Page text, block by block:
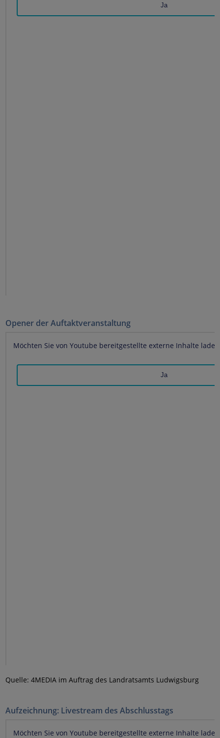
Ja
Opener der Auftaktveranstaltung
Möchten Sie vonYoutube bereitgestellte externe Inhalte
Ja
Quelle: 4MEDIA im Auftrag des Landratsamts Ludwigsburg
Aufzeichnung: Livestream des Abschlusstags
Möchten Sie vonYoutube bereitgestellte externe Inhalte